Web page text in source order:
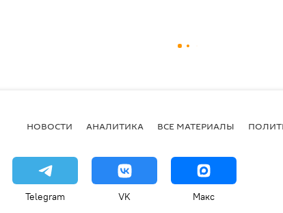
НОВОСТИ АНАЛИТИКА ВСЕ МАТЕРИАЛЫ
Telegram VK Макс